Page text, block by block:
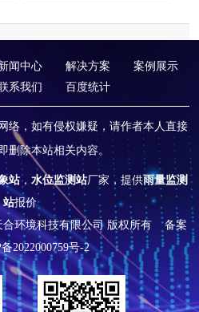
闻中心 解决方案
案例展示
系我们 百度统计
络，如有侵权嫌疑，请作者本人直接
删除本站相关内容。
站， 水位监测站厂家，提供雨量监测
站报价
合环境科技有限公司 版权所有备案
2022000759号-2